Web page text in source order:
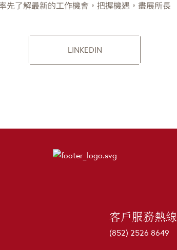
先了解最新的工作機會，把握機遇，盡展所長
LINKEDIN
客戶服務熱線
(852) 2526 8649